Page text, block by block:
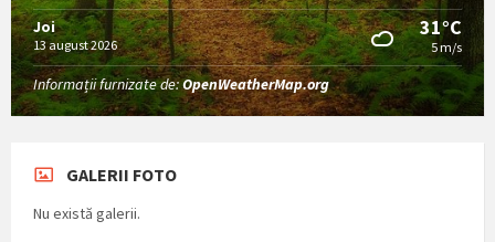
Joi
13 august 2026
31°C
5 m/s
Informații furnizate de:OpenWeatherMap.org
GALERII FOTO
Nu există galerii.